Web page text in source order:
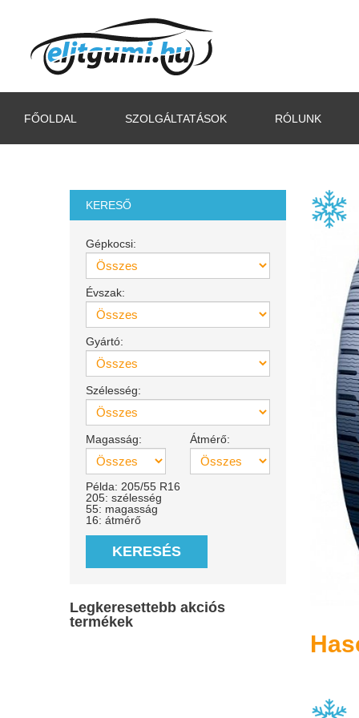
FŐOLDAL SZOLGÁLTATÁSOK RÓLUNK
KERESŐ
Gépkocsi:
Évszak:
Gyártó:
Szélesség:
Magasság: Átmérő:
Példa: 205/55 R16
205: szélesség
55: magasság
16: átmérő
KERESÉS
Legkeresettebb akciós
termékek